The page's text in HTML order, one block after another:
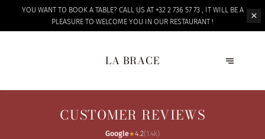
YOU WANT TO BOOK A TABLE? CALL US AT +32 2 736 57 73 , IT WILL BE A
PLEASURE TO WELCOME YOU IN OUR RESTAURANT !
LA BRACE
CUSTOMER REVIEWS
Google★4.2(1.4k)